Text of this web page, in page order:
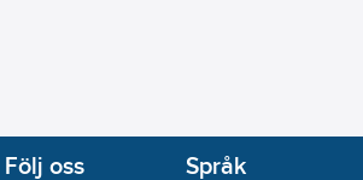
Följ oss Språk